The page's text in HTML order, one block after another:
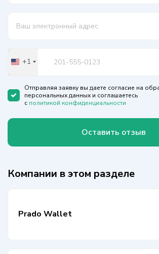
United
+1
Отправляя заявку вы даете согласие на
персональных данных и соглашаетесь
с политикой конфиденциальности
Оставить отзыв
Компании в этом разделе
Prado Wallet